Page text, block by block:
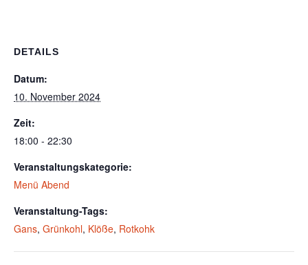
DETAILS
Datum:
10. November 2024
Zeit:
18:00 - 22:30
Veranstaltungskategorie:
Menü Abend
Veranstaltung-Tags:
Gans, Grünkohl, Klöße, Rotkohk